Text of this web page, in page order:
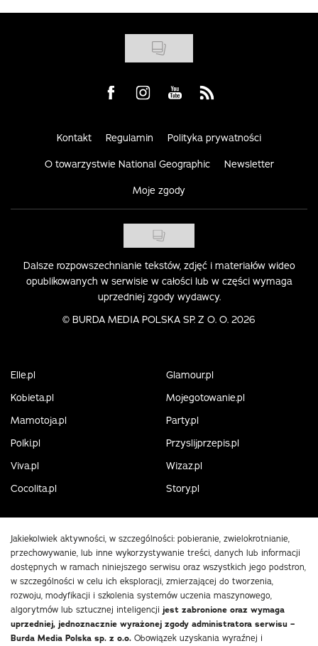
Visit us on Facebook
Visit us on Instagram
Visit us on Youtube
Visit us on Rss
Kontakt Regulamin Polityka prywatności
O towarzystwie National Geographic Newsletter
Moje zgody
Dalsze rozpowszechnianie tekstów, zdjęć i materiałów wideo
opublikowanych w serwisie w całości lub w części wymaga
uprzedniej zgody wydawcy.
© BURDA MEDIA POLSKA SP. Z O. O. 2026
Elle.pl
Glamour.pl
Kobieta.pl
Mojegotowanie.pl
Mamotoja.pl
Party.pl
Polki.pl
Przyslijprzepis.pl
Viva.pl
Wizaz.pl
Cocolita.pl
Story.pl
Jakiekolwiek aktywności, w szczególności: pobieranie, zwielokrotnianie,
przechowywanie, lub inne wykorzystywanie treści, danych lub informacji
dostępnych w ramach niniejszego serwisu oraz wszystkich jego podstron,
w szczególności w celu ich eksploracji, zmierzającej do tworzenia,
rozwoju, modyfikacji i szkolenia systemów uczenia maszynowego,
algorytmów lub sztucznej inteligencji jest zabronione oraz wymaga
uprzedniej, jednoznacznie wyrażonej zgody administratora serwisu –
Burda Media Polska sp. z o.o. Obowiązek uzyskania wyraźnej i